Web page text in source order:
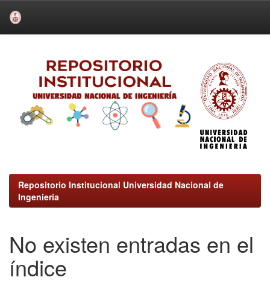
Repositorio Institucional Universidad Nacional de
Ingeniería
No existen entradas en el
índice